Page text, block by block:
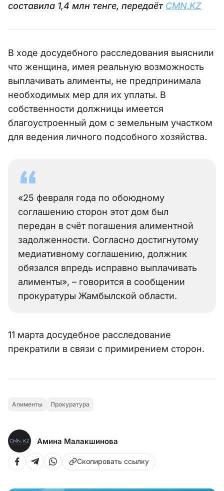
составила 1,4 млн тенге, передаёт CMN.KZ
В ходе досудебного расследования выяснили
что женщина, имея реальную возможность
выплачивать алименты, не предпринимала
необходимых мер для их уплаты. В
собственности должницы имеется
благоустроенный дом с земельным участком
для ведения личного подсобного хозяйства.
«25 февраля года по обоюдному
соглашению сторон этот дом был
передан в счёт погашения алиментной
задолженности. Согласно достигнутому
медиативному соглашению, должник
обязался впредь исправно выплачивать
алименты», – говорится в сообщении
прокуратуры Жамбылской области.
11 марта досудебное расследование
прекратили в связи с примирением сторон.
Алименты Прокуратура
Амина Малакшинова
Скопировать ссылку